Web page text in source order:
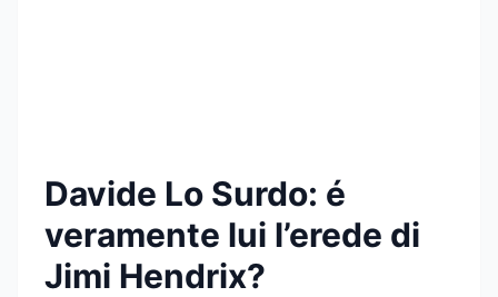
Davide Lo Surdo: é
veramente lui l’erede di
Jimi Hendrix?